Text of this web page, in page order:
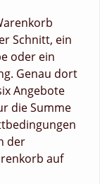
Schnitt, ein
oder ein
Genau dort
Angebote
die Summe
der
auf